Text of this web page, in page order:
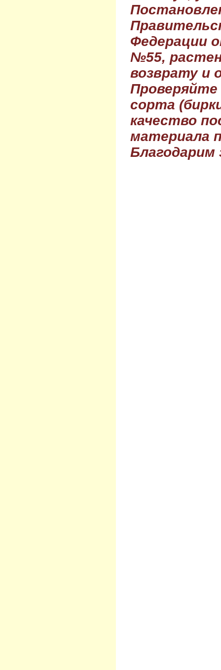
Федерации
№55,
возврату и
Проверяйте
сорта
качество
материала
Благодарим